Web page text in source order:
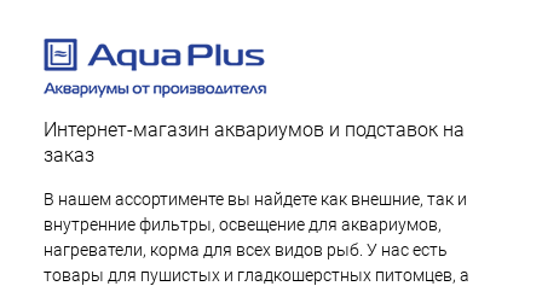
Интернет-магазин аквариумов и подставок на
заказ
В нашем ассортименте вы найдете как внешние, так и
внутренние фильтры, освещение для аквариумов,
нагреватели, корма для всех видов рыб. У нас есть
товары для пушистых и гладкошерстных питомцев, а